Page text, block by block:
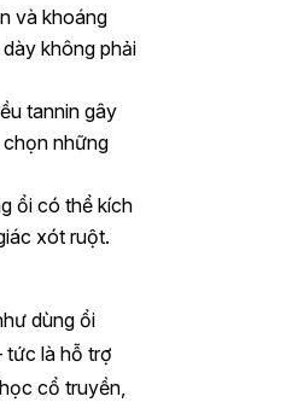
và khoáng
không phải
tannin gây
những
ổi có thể kích
xót ruột.
dùng ổi
tức là hỗ trợ
cổ truyền,